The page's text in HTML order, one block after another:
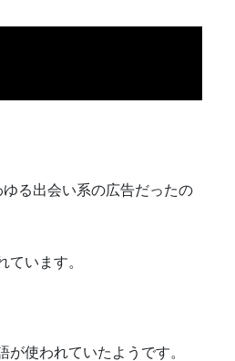
る出会い系の広告だったの
ています。
使われていたようです。